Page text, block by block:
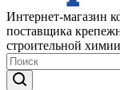
Интернет-магазин
поставщика
строительной